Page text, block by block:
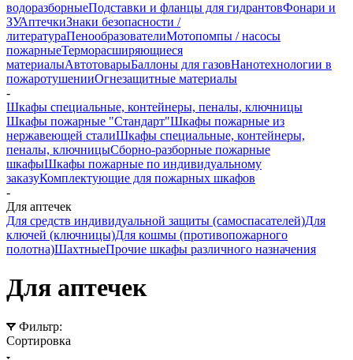
водоразборныеПодставки и фланцы для гидрантовФонари и
ЗУАптечкиЗнаки безопасности /
литератураПенообразователиМотопомпы / насосы
пожарныеТерморасширяющиеся
материалыАвтотоварыБаллоны для газовНанотехнологии в
пожаротушенииОгнезащитные материалы
-
Шкафы специальные, контейнеры, пеналы, ключницы
Шкафы пожарные "Стандарт"Шкафы пожарные из
нержавеющей сталиШкафы специальные, контейнеры,
пеналы, ключницыСборно-разборные пожарные
шкафыШкафы пожарные по индивидуальному
заказуКомплектующие для пожарных шкафов
-
Для аптечек
Для средств индивидуальной защиты (самоспасателей)Для
ключей (ключницы)Для кошмы (противопожарного
полотна)ШахтныеПрочие шкафы различного назначения
Для аптечек
Фильтр:
Сортировка